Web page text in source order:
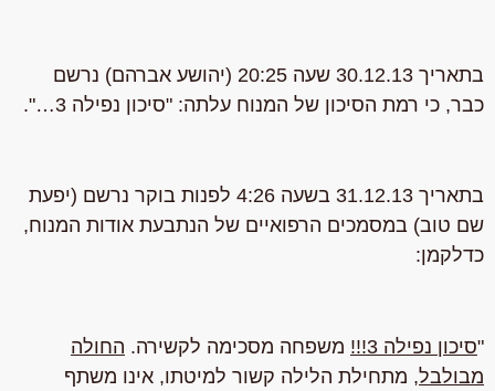
בתאריך 30.12.13 שעה 20:25 (יהושע אברהם) נרשם
כבר, כי רמת הסיכון של המנוח עלתה: "סיכון נפילה 3…".
בתאריך 31.12.13 בשעה 4:26 לפנות בוקר נרשם (יפעת
שם טוב) במסמכים הרפואיים של הנתבעת אודות המנוח,
כדלקמן:
"סיכון נפילה 3!!! משפחה מסכימה לקשירה. החולה
מבולבל, מתחילת הלילה קשור למיטתו, אינו משתף